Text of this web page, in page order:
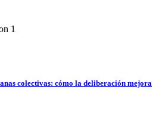
1
colectivas: cómo la deliberación mejora